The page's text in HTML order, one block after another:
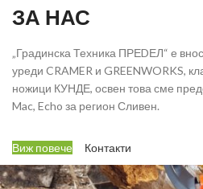
ЗА НАС
„Градинска Техника ПРЕDЕЛ“ е
уреди CRAMER и GREENWORKS,
ножици КУНДЕ, освен това сме
Mac, Echo за регион Сливен.
Виж повече Контакти